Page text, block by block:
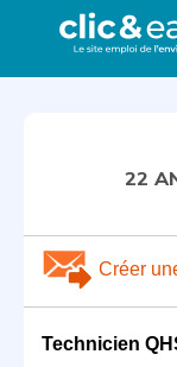
22
Créer
Technicien